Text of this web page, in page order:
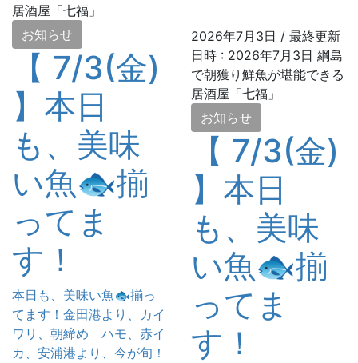
居酒屋「七福」
お知らせ
【 7/3(金)
】本日
も、美味
い魚🐟揃
ってま
す！
本日も、美味い魚🐟揃っ
てます！金田港より、カイ
ワリ、朝締め ハモ、赤イ
カ、安浦港より、今が旬！
2026年7月3日 / 最終更新
日時 : 2026年7月3日 綱島
で朝獲り鮮魚が堪能できる
居酒屋「七福」
お知らせ
【 7/3(金)
】本日
も、美味
い魚🐟揃
ってま
す！